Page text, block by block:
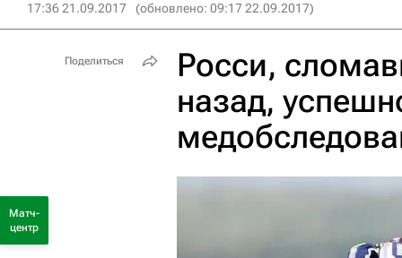
17:36 21.09.2017 (обновлено: 09:17 22.09.2017)
Росси,
назад,
Поделиться
Матч-
центр